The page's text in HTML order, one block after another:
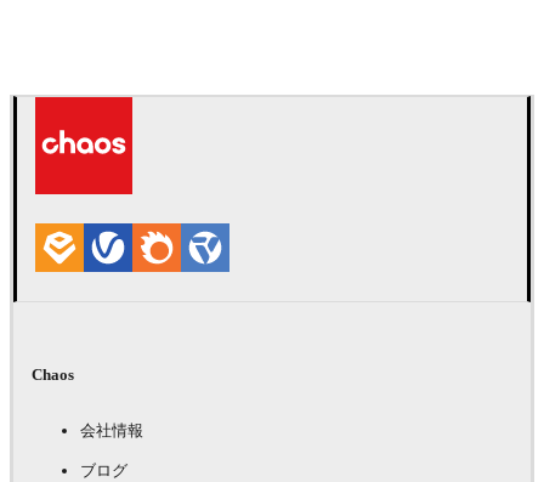
Chaos
会社情報
ブログ